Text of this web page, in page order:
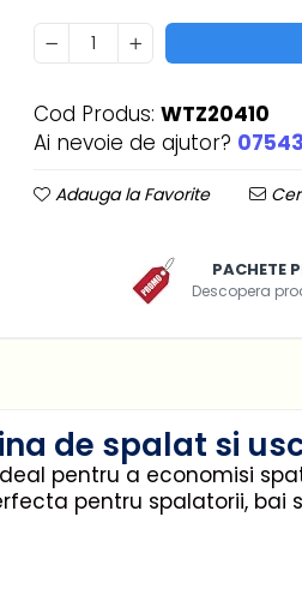
Cod Produs: WTZ20410
Ai nevoie de ajutor?
Adauga la Favorite
PACHETE
Descopera
de spalat si
ideal pentru a economisi
pentru spalatorii, bai